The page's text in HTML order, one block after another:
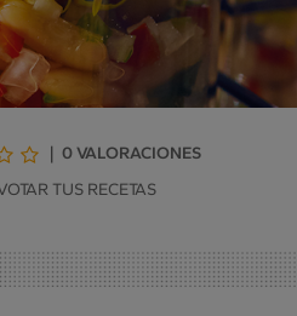
4
de
5
de
| 0VALORACIONES
TUS RECETAS